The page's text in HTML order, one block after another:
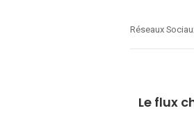
Réseaux
Le flux